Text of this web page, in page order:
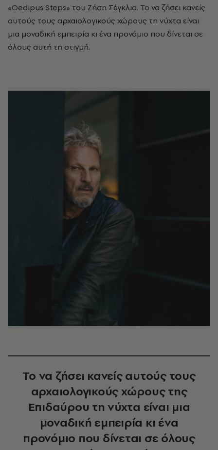
«Oedipus Steps» του Ζήση Σέγκλια. Το να ζήσει κανείς
αυτούς τους αρχαιολογικούς χώρους τη νύχτα είναι
μια μοναδική εμπειρία κι ένα προνόμιο που δίνεται σε
όλους αυτή τη στιγμή.
Το να ζήσει κανείς αυτούς τους
αρχαιολογικούς χώρους της
Επιδαύρου τη νύχτα είναι μια
μοναδική εμπειρία κι ένα
προνόμιο που δίνεται σε όλους